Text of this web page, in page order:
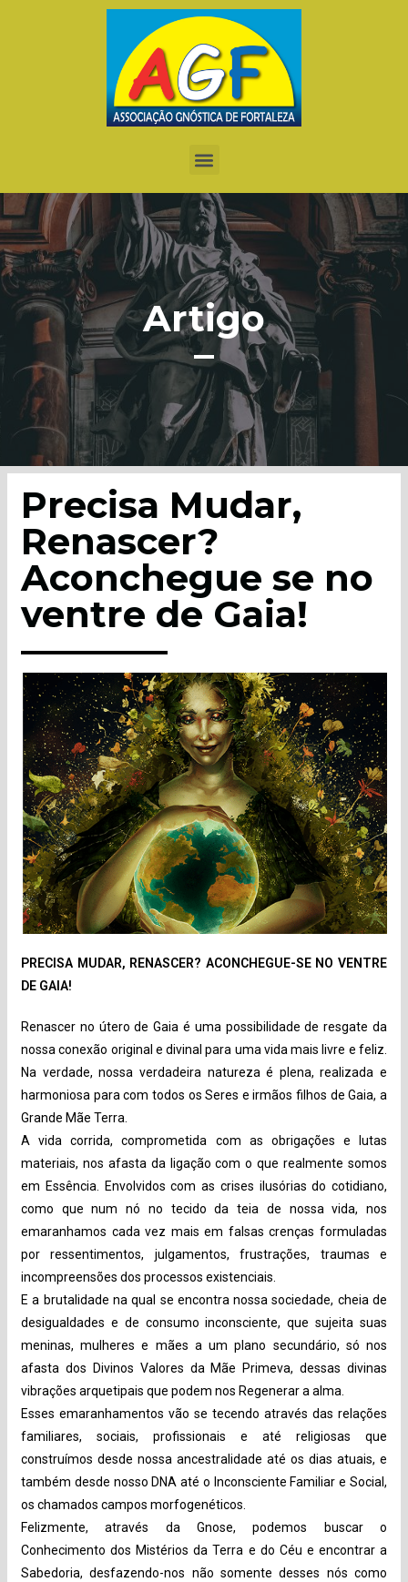
Artigo
Precisa Mudar,
Renascer?
Aconchegue se no
ventre de Gaia!
PRECISA MUDAR, RENASCER? ACONCHEGUE-SE NO VENTRE
DE GAIA!
Renascer no útero de Gaia é uma possibilidade de resgate da
nossa conexão original e divinal para uma vida mais livre e feliz.
Na verdade, nossa verdadeira natureza é plena, realizada e
harmoniosa para com todos os Seres e irmãos filhos de Gaia, a
Grande Mãe Terra.
A vida corrida, comprometida com as obrigações e lutas
materiais, nos afasta da ligação com o que realmente somos
em Essência. Envolvidos com as crises ilusórias do cotidiano,
como que num nó no tecido da teia de nossa vida, nos
emaranhamos cada vez mais em falsas crenças formuladas
por ressentimentos, julgamentos, frustrações, traumas e
incompreensões dos processos existenciais.
E a brutalidade na qual se encontra nossa sociedade, cheia de
desigualdades e de consumo inconsciente, que sujeita suas
meninas, mulheres e mães a um plano secundário, só nos
afasta dos Divinos Valores da Mãe Primeva, dessas divinas
vibrações arquetipais que podem nos Regenerar a alma.
Esses emaranhamentos vão se tecendo através das relações
familiares, sociais, profissionais e até religiosas que
construímos desde nossa ancestralidade até os dias atuais, e
também desde nosso DNA até o Inconsciente Familiar e Social,
os chamados campos morfogenéticos.
Felizmente, através da Gnose, podemos buscar o
Conhecimento dos Mistérios da Terra e do Céu e encontrar a
Sabedoria, desfazendo-nos não somente desses nós como